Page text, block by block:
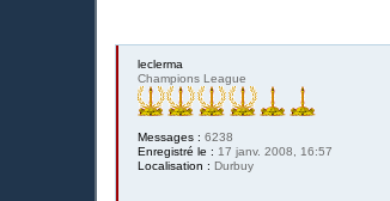
leclerma
Champions League
Messages : 6238
Enregistré le : 17 janv. 2008, 16:57
Localisation : Durbuy